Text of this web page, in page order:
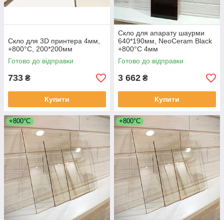
Скло для 3D принтера 4мм,
+800°С, 200*200мм
Готово до відправки
733 ₴
Купити
Скло для апарату шаурми
640*190мм, NeoCeram Black
+800°C 4мм
Готово до відправки
3 662 ₴
Купити
+800°C +800°C